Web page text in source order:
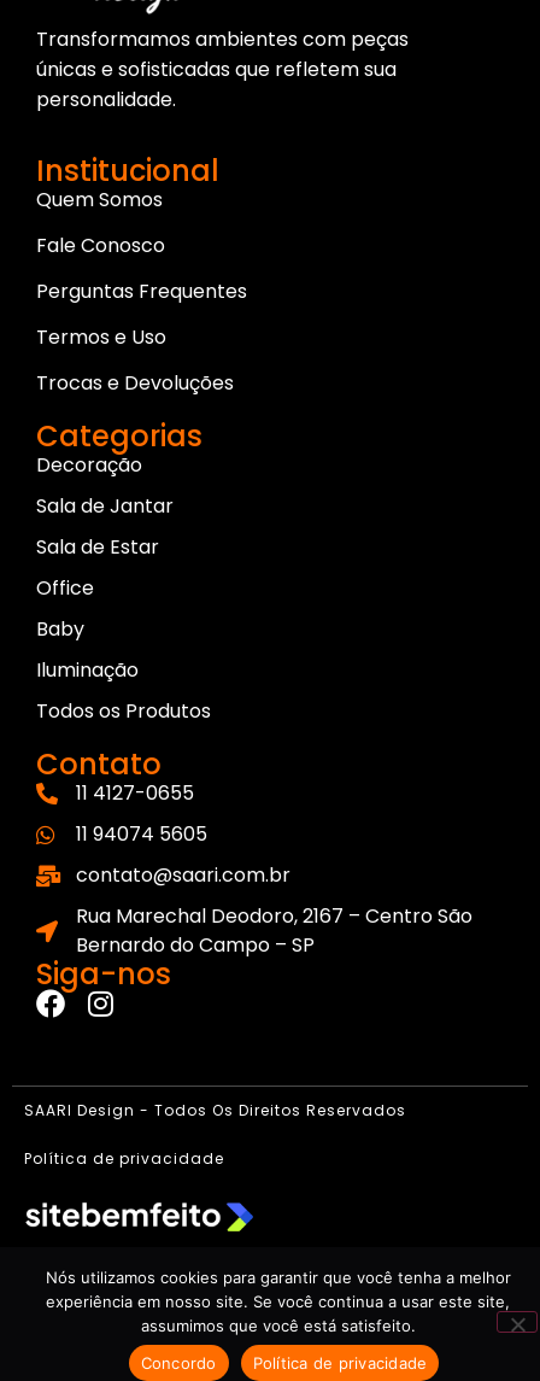
Transformamos ambientes com peças
únicas e sofisticadas que refletem sua
personalidade.
Institucional
Quem Somos
Fale Conosco
Perguntas Frequentes
Termos e Uso
Trocas e Devoluções
Categorias
Decoração
Sala de Jantar
Sala de Estar
Office
Baby
Iluminação
Todos os Produtos
Contato
11 4127-0655
11 94074 5605
contato@saari.com.br
Rua Marechal Deodoro, 2167 – Centro São
Bernardo do Campo – SP
Siga-nos
SAARI Design - Todos Os Direitos Reservados
Política de privacidade
Nós utilizamos cookies para garantir que você tenha a melhor
experiência em nosso site. Se você continua a usar este site,
assumimos que você está satisfeito.
Concordo
Política de privacidade